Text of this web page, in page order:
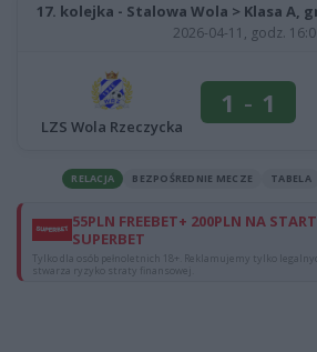
17. kolejka - Stalowa Wola > Klasa A,
2026-04-11, godz.
LZS Wola Rzeczycka
1 - 1
RELACJA BEZPOŚREDNIE MECZE TABELA
55PLN FREEBET+ 200PLN NA
SUPERBET
Tylko dla osób pełnoletnich 18+. Reklamujemy tylko
stwarza ryzyko straty finansowej.